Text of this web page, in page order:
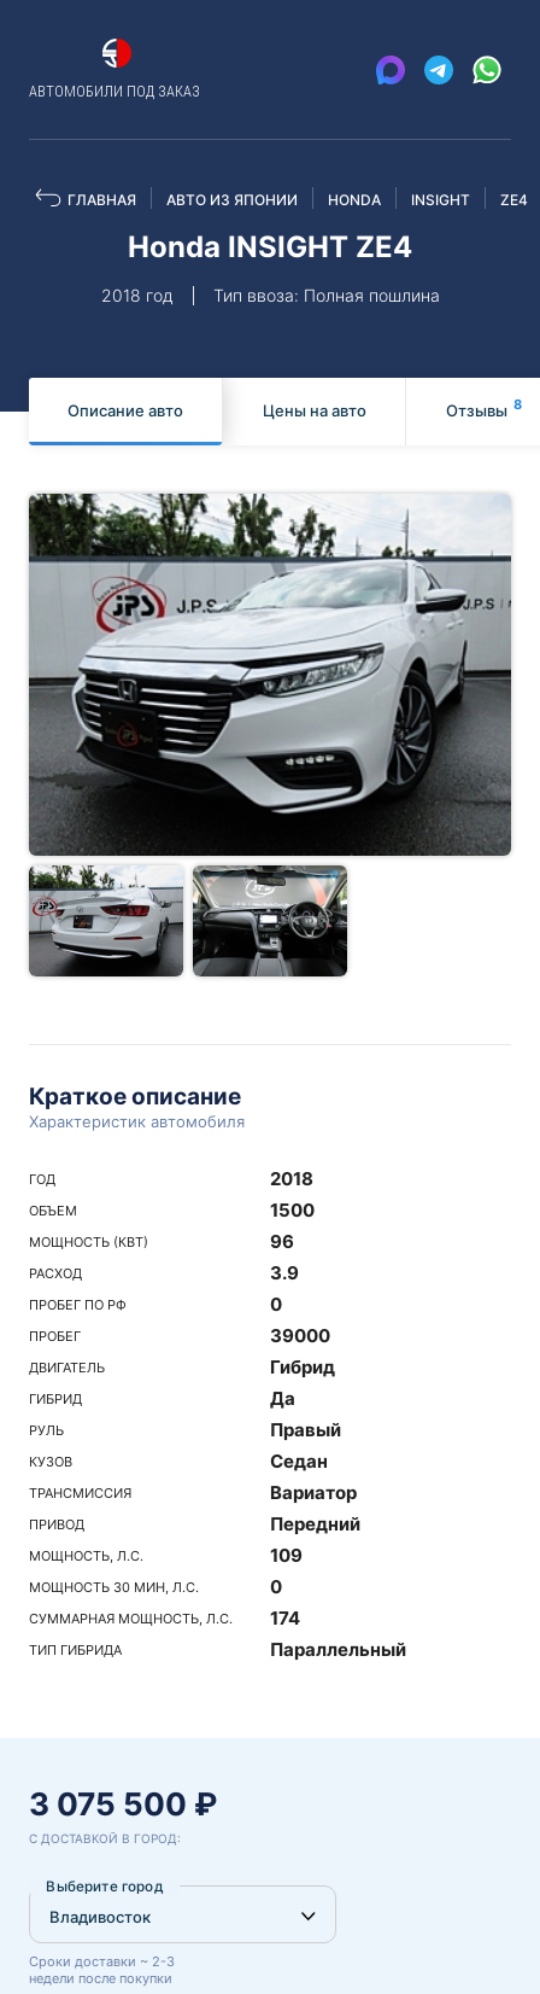
АВТОМОБИЛИ ПОД ЗАКАЗ
ГЛАВНАЯ АВТО ИЗ ЯПОНИИ HONDA INSIGHT ZE4
Honda INSIGHT ZE4
2018 год Тип ввоза: Полная пошлина
Описание авто Цены на авто Отзывы 8
Краткое описание
Характеристик автомобиля
ГОД 2018
ОБЪЕМ 1500
МОЩНОСТЬ (КВТ) 96
РАСХОД 3.9
ПРОБЕГ ПО РФ 0
ПРОБЕГ 39000
ДВИГАТЕЛЬ Гибрид
ГИБРИД Да
РУЛЬ Правый
КУЗОВ Седан
ТРАНСМИССИЯ Вариатор
ПРИВОД Передний
МОЩНОСТЬ, Л.С. 109
МОЩНОСТЬ 30 МИН, Л.С. 0
СУММАРНАЯ МОЩНОСТЬ, Л.С. 174
ТИП ГИБРИДА Параллельный
3 075 500 ₽
С ДОСТАВКОЙ В ГОРОД:
Выберите город
Сроки доставки ~ 2-3
недели после покупки